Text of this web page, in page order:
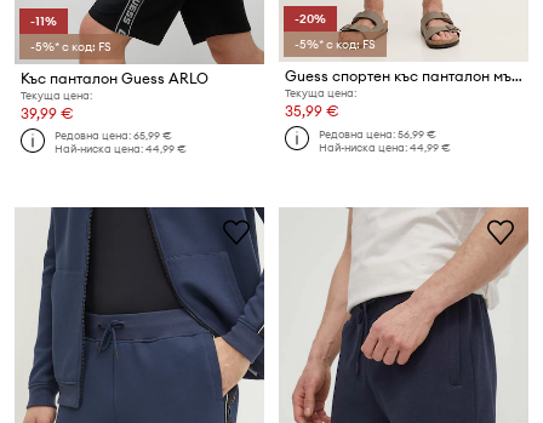
-11%
-5%* с код: FS
Къс панталон Guess ARLO
Текуща цена:
39,99 €
Редовна цена:65,99 €
Най-ниска цена:44,99 €
-20%
-5%* с код: FS
Guess спортен къс панталон мъжки
Текуща цена:
35,99 €
Редовна цена:56,99 €
Най-ниска цена:44,99 €